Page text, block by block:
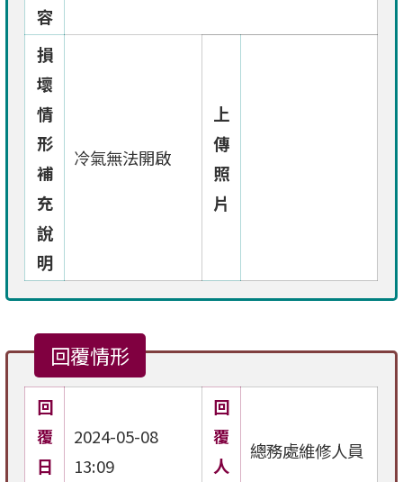
容
損
壞
情
形
補
充
說
明
冷氣無法開啟
上
傳
照
片
回覆情形
回
覆
日
2024-05-08
13:09
回
覆
人
總務處維修人員